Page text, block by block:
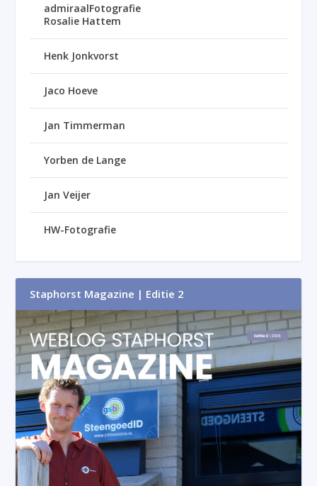
admiraalFotografie
Rosalie Hattem
Henk Jonkvorst
Jaco Hoeve
Jan Timmerman
Yorben de Lange
Jan Veijer
HW-Fotografie
Staphorst Magazine | Editie 2